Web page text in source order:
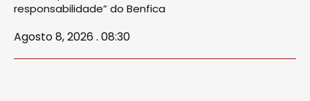
responsabilidade” do Benfica
Agosto 8, 2026 . 08:30